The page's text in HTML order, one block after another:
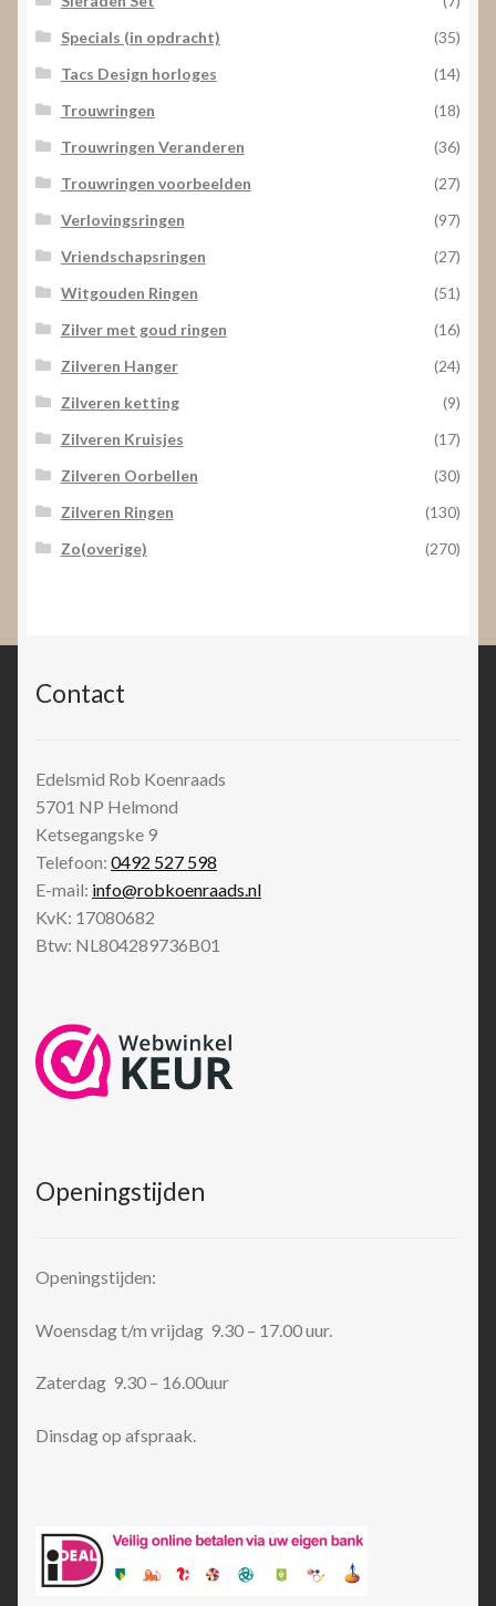
Specials (in opdracht)
(35)
Tacs Design horloges
(14)
Trouwringen
(18)
Trouwringen Veranderen
(36)
Trouwringen voorbeelden
(27)
Verlovingsringen
(97)
Vriendschapsringen
(27)
Witgouden Ringen
(51)
Zilver met goud ringen
(16)
Zilveren Hanger
(24)
Zilveren ketting
(9)
Zilveren Kruisjes
(17)
Zilveren Oorbellen
(30)
Zilveren Ringen
(130)
Zo(overige)
(270)
Contact
Edelsmid Rob Koenraads
5701 NP Helmond
Ketsegangske 9
Telefoon: 0492 527 598
E-mail: info@robkoenraads.nl
KvK: 17080682
Btw: NL804289736B01
Openingstijden
Openingstijden:
Woensdag t/m vrijdag 9.30 – 17.00 uur.
Zaterdag 9.30 – 16.00uur
Dinsdag op afspraak.